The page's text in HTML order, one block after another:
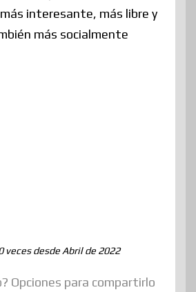
interesante, más libre y
más socialmente
veces desde Abril de 2022
Opciones para compartirlo